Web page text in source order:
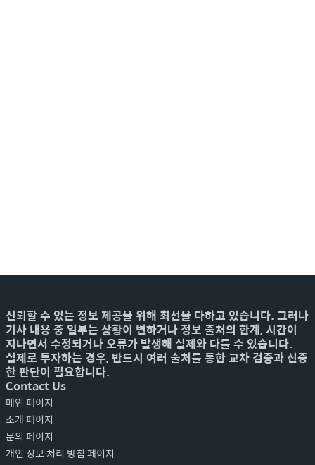
신뢰할 수 있는 정보 제공을 위해 최선을 다하고 있습니다. 그러나
기사 내용 중 일부는 상황이 변하거나 정보 출처의 한계, 시간이
지나면서 수정되거나 오류가 발생해 실제와 다를 수 있습니다.
실제로 투자하는 경우, 반드시 여러 출처를 통한 교차 검증과 신중
한 판단이 필요합니다.
Contact Us
메인 페이지
소개 페이지
문의 페이지
개인 정보 처리 방침 페이지